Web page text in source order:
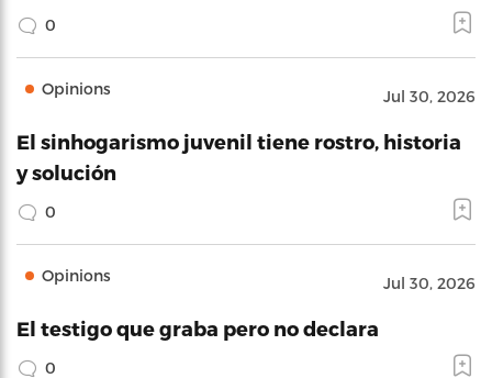
0
Opinions Jul 30, 2026
El sinhogarismo juvenil tiene rostro, historia
y solución
0
Opinions Jul 30, 2026
El testigo que graba pero no declara
0